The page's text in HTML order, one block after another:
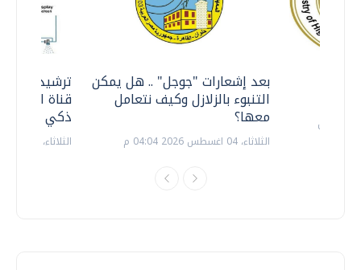
ترشيدا
قناة
ذكي
الثلاثاء، 14 يوليو 2026 06:11 م
بعد إشعارات "جوجل" .. هل يمكن
التنبوء بالزلازل وكيف نتعامل
معها؟
الثلاثاء، 04 اغسطس 2026 04:04 م